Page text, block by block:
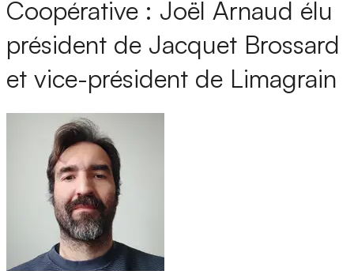
Coopérative : Joël Arnaud élu
président de Jacquet Brossard
et vice-président de Limagrain